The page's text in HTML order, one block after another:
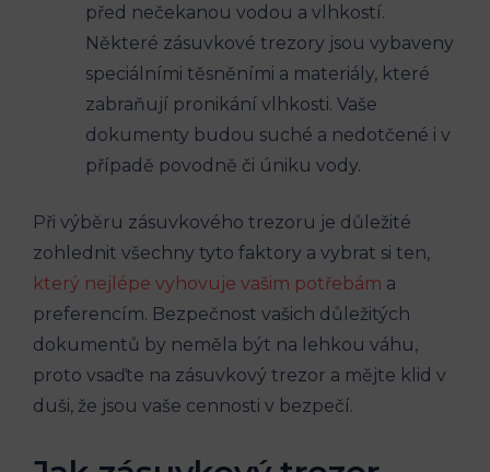
před nečekanou vodou a vlhkostí.
Některé zásuvkové trezory jsou vybaveny
speciálními těsněními a materiály, které
zabraňují pronikání vlhkosti. Vaše
dokumenty budou suché a nedotčené i v
případě povodně či úniku vody.
Při výběru zásuvkového trezoru je důležité
zohlednit všechny tyto faktory a vybrat si ten,
který nejlépe vyhovuje vašim potřebám a
preferencím. Bezpečnost vašich důležitých
dokumentů by neměla být na lehkou váhu,
proto vsaďte na zásuvkový trezor a mějte klid v
duši, že jsou vaše cennosti v bezpečí.